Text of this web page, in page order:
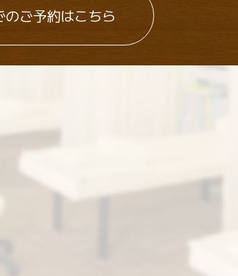
のご予約はこちら